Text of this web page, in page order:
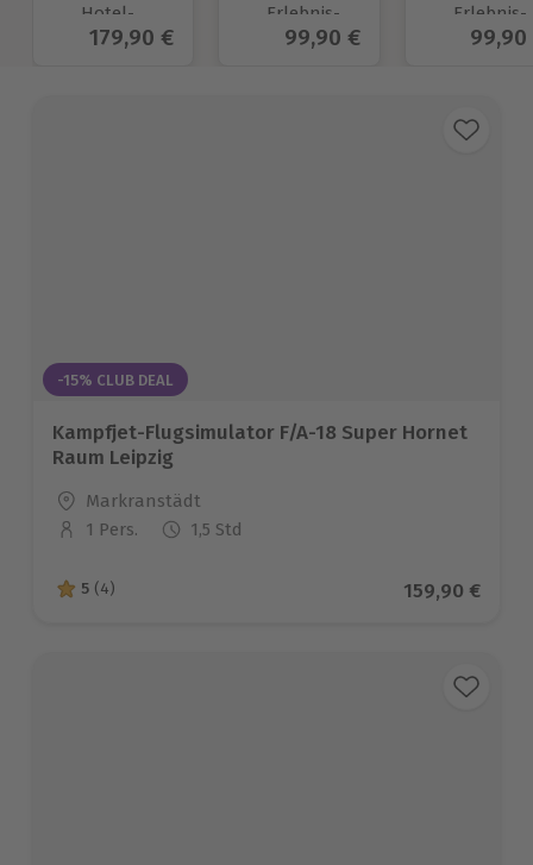
Hotel-
Auswahl
Aktueller Preis
179,90 €
Erlebnis-
Auswahl
Aktueller Preis
99,90 €
Erlebnis-
Auswahl
99,90
-15% CLUB DEAL
Kampfjet-Flugsimulator F/A-18 Super Hornet
Raum Leipzig
Standort
Markranstädt
Anzahl der Teilnehmer
1 Pers. 1,5 Std
5 von 5 Sternen basierend auf 4 Bewertungen
5 (4) Aktueller
159,90 €